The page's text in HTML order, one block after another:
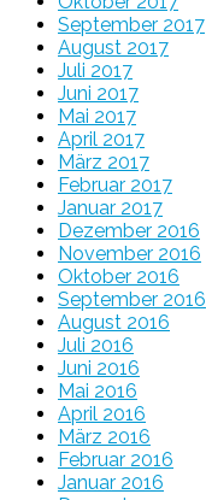
September 2017
August 2017
Juli 2017
Juni 2017
Mai 2017
April 2017
März 2017
Februar 2017
Januar 2017
Dezember 2016
November 2016
Oktober 2016
September 2016
August 2016
Juli 2016
Juni 2016
Mai 2016
April 2016
März 2016
Februar 2016
Januar 2016